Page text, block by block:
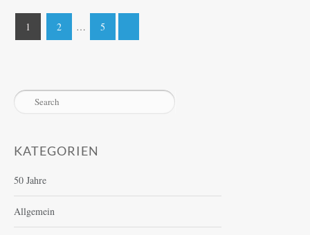
Seitennummerierung
1 2 … 5
KATEGORIEN
50 Jahre
Allgemein